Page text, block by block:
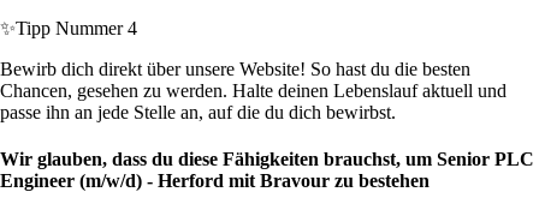
✨Tipp Nummer 4
Bewirb dich direkt über unsere Website! So hast du die besten
Chancen, gesehen zu werden. Halte deinen Lebenslauf aktuell und
passe ihn an jede Stelle an, auf die du dich bewirbst.
Wir glauben, dass du diese Fähigkeiten brauchst, um Senior PLC
Engineer (m/w/d) - Herford mit Bravour zu bestehen